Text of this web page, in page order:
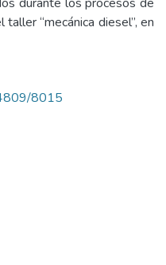
“mecánica diesel”, en
8015